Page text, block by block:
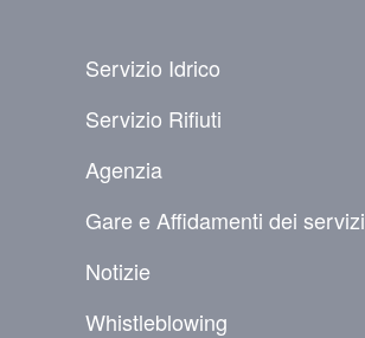
Servizio Idrico
Servizio Rifiuti
Agenzia
Gare e Affidamenti dei servizi
Notizie
Whistleblowing